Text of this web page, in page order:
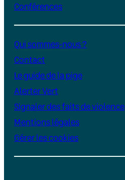
Conférences
Qui sommes-nous ?
Contact
Le guide de la pige
Alerter Vert
Signaler des faits de violence
Mentions légales
Gérer les cookies